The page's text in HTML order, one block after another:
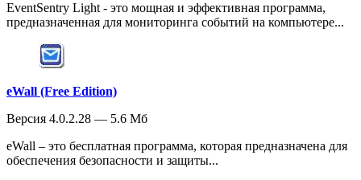
EventSentry Light - это мощная и эффективная программа,
предназначенная для мониторинга событий на компьютере...
eWall (Free Edition)
Версия 4.0.2.28 — 5.6 Мб
eWall – это бесплатная программа, которая предназначена для
обеспечения безопасности и защиты...